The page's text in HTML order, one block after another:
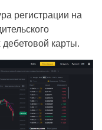
регистрации на
карты.